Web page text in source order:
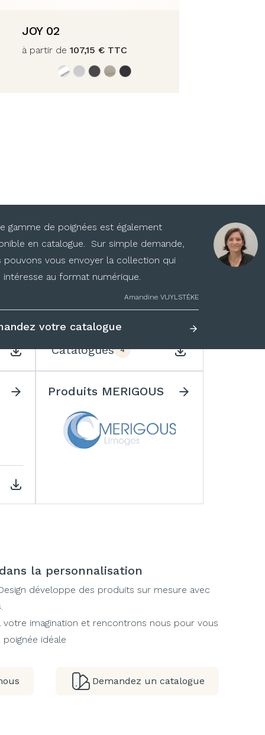
JOY 02
à partir de 107,15 € TTC
Produits FROST
Catalogues 4
Produits MERIGOUS
la personnalisation
développe des produits sur mesure avec
votre imagination et rencontrons nous pour vous
idéale
Demandez un catalogue
gamme de poignées est également
en catalogue. Sur simple demande,
pouvons vous envoyer la collection qui
intéresse au format numérique.
Amandine VUYLSTÈKE
votre catalogue